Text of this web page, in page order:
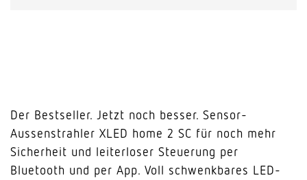
Der Bestseller. Jetzt noch besser. Sensor-
Aussenstrahler XLED home 2 SC für noch mehr
Sicherheit und leiterloser Steuerung per
Bluetooth und per App. Voll schwenkbares LED-